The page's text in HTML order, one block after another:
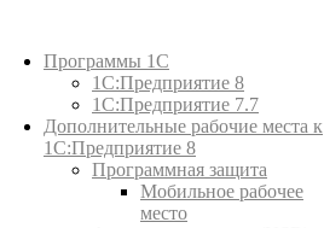
Программы 1С
1С:Предприятие 8
1С:Предприятие 7.7
Дополнительные рабочие места к
1С:Предприятие 8
Программная защита
Мобильное рабочее
место